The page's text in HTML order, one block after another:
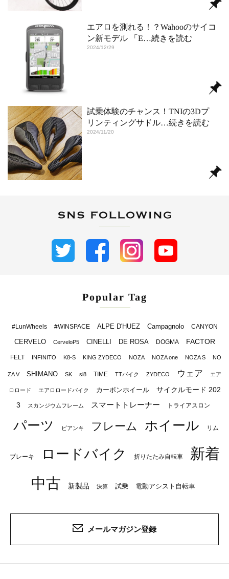
エアロを測れる！？Wahooのサイコ
ン新モデル 「E…続きを読む
2024/12/29
試乗体験のチャンス！TNIの3Dプ
リンティングサドル…続きを読む
2024/11/20
Popular Tag
#LunWheels #WINSPACE ALPE D'HUEZ Campagnolo CANYON
CERVELO CerveloP5 CINELLI DE ROSA DOGMA FACTOR
FELT INFINITO K8-S KING ZYDECO NOZA NOZA one NOZA S NO
ZA V SHIMANO SK sl8 TIME TTバイク ZYDECO ウェア エア
ロロード エアロロードバイク カーボンホイール
サイクルモード 202
3
スカンジウムフレーム スマートトレーナー トライアスロン
パーツ ビアンキ フレーム ホイール リム
ブレーキ ロードバイク 折りたたみ自転車
新着
中古
新製品 決算 試乗 電動アシスト自転車
メールマガジン登録